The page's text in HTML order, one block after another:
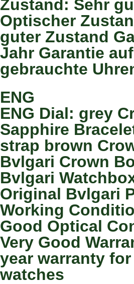
Zustand: Sehr
Optischer
guter Zustand
Jahr Garantie auf
gebrauchte
ENG
ENG Dial: grey
Sapphire
strap brown
Bvlgari Crown
Bvlgari
Original Bvlgari
Working
Good Optical
Very Good
year warranty
watches